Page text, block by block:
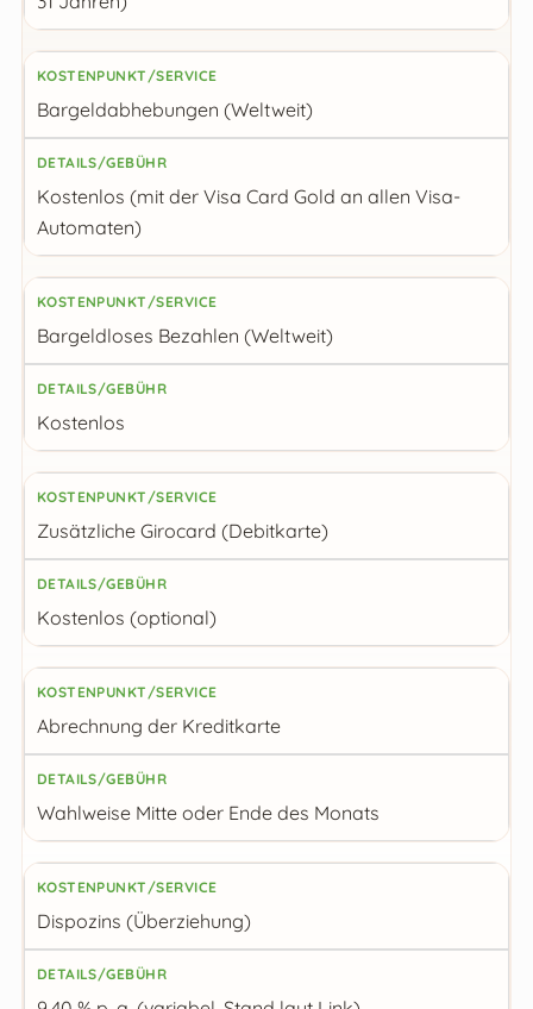
Bargeldabhebungen (Weltweit)
Kostenlos (mit der Visa Card Gold an allen Visa-
Automaten)
Bargeldloses Bezahlen (Weltweit)
Kostenlos
Zusätzliche Girocard (Debitkarte)
Kostenlos (optional)
Abrechnung der Kreditkarte
Wahlweise Mitte oder Ende des Monats
Dispozins (Überziehung)